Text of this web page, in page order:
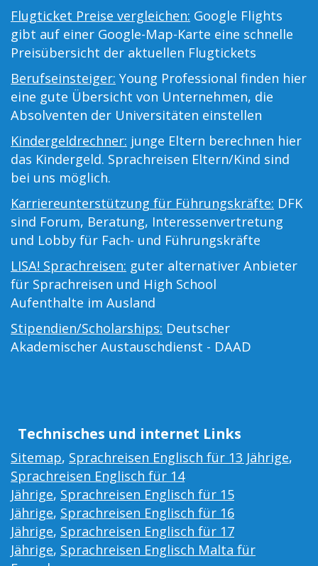
Flugticket Preise vergleichen: Google Flights
gibt auf einer Google-Map-Karte eine schnelle
Preisübersicht der aktuellen Flugtickets
Berufseinsteiger: Young Professional finden hier
eine gute Übersicht von Unternehmen, die
Absolventen der Universitäten einstellen
Kindergeldrechner: junge Eltern berechnen hier
das Kindergeld. Sprachreisen Eltern/Kind sind
bei uns möglich.
Karriereunterstützung für Führungskräfte: DFK
sind Forum, Beratung, Interessenvertretung
und Lobby für Fach- und Führungskräfte
LISA! Sprachreisen: guter alternativer Anbieter
für Sprachreisen und High School
Aufenthalte im Ausland
Stipendien/Scholarships: Deutscher
Akademischer Austauschdienst - DAAD
Technisches und internet Links
Sitemap, Sprachreisen Englisch für 13 Jährige,
Sprachreisen Englisch für 14
Jährige, Sprachreisen Englisch für 15
Jährige, Sprachreisen Englisch für 16
Jährige, Sprachreisen Englisch für 17
Jährige, Sprachreisen Englisch Malta für